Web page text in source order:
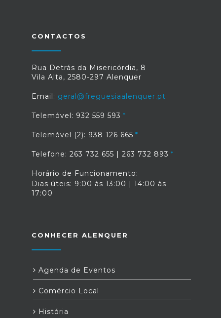
CONTACTOS
Rua Detrás da Misericórdia, 8
Vila Alta, 2580-297 Alenquer
Email: geral@freguesiaalenquer.pt
Telemóvel: 932 559 593
Telemóvel (2): 938 126 665
Telefone: 263 732 655 | 263 732 893
Horário de Funcionamento:
Dias úteis: 9:00 às 13:00 | 14:00 às
17:00
CONHECER ALENQUER
Agenda de Eventos
Comércio Local
História